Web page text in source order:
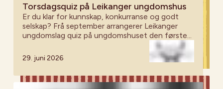
Torsdagsquiz på Leikanger ungdomshus
Er du klar for kunnskap, konkurranse og godt
selskap? Frå september arrangerer Leikanger
ungdomslag quiz på ungdomshuset den første
torsdagen kvar måndad – alle er velkomne!
29. juni 2026